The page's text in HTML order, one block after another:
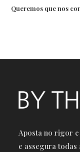
Queremos que nos
Aposta no rigor
e assegura todas